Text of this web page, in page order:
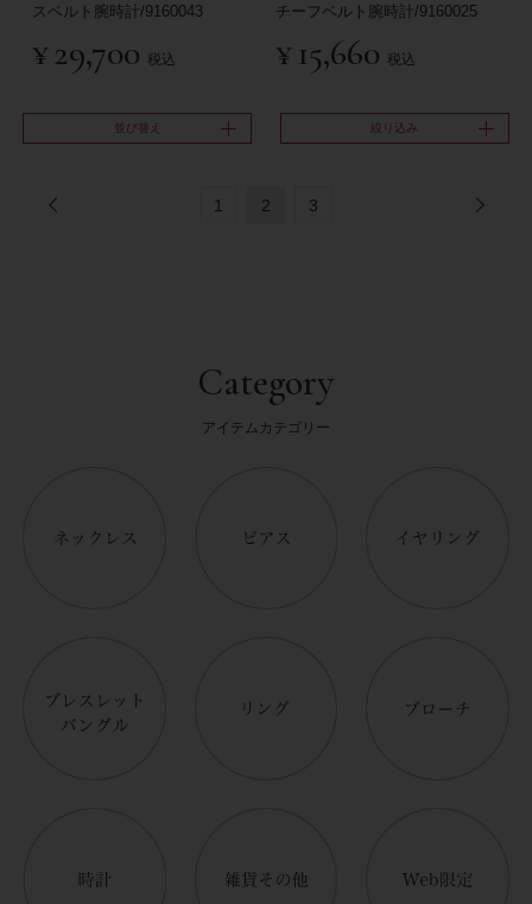
スベルト腕時計/9160043
¥29,700 税込
チーフベルト腕時計/9160025
¥ 15,660 税込
並び替え 絞り込み
1 2 3
Category
アイテムカテゴリー